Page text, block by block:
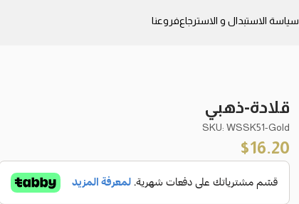
سياسة الاستبدال و الاسترجاعفروعنا
قلادة-ذهبي
SKU: WSSK51-Gold
16.20
$